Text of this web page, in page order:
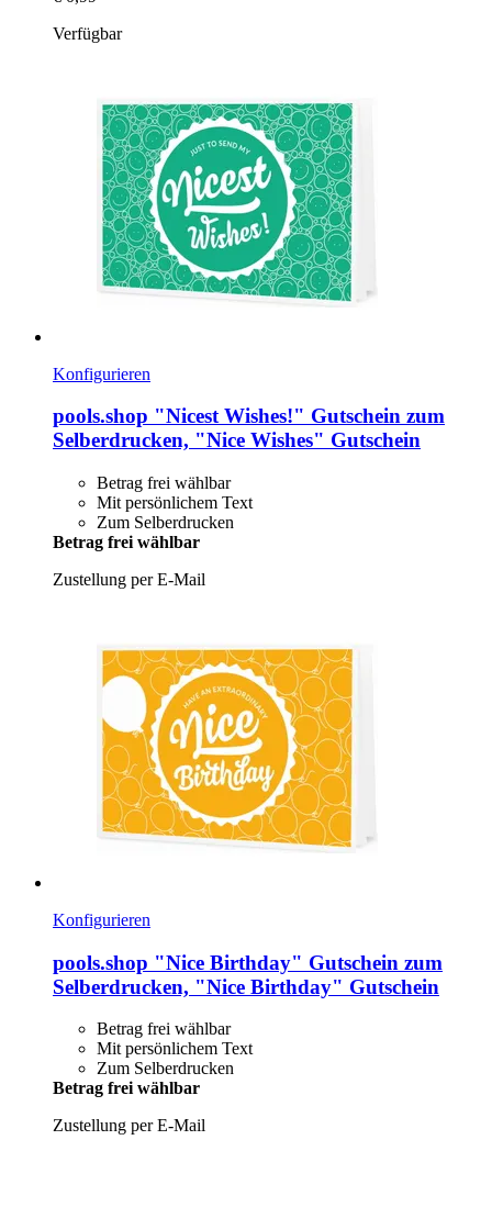
Verfügbar
Konfigurieren
pools.shop "Nicest Wishes!" Gutschein zum
Selberdrucken, "Nice Wishes" Gutschein
Betrag frei wählbar
Mit persönlichem Text
Zum Selberdrucken
Betrag frei wählbar
Zustellung per E-Mail
Konfigurieren
pools.shop "Nice Birthday" Gutschein zum
Selberdrucken, "Nice Birthday" Gutschein
Betrag frei wählbar
Mit persönlichem Text
Zum Selberdrucken
Betrag frei wählbar
Zustellung per E-Mail